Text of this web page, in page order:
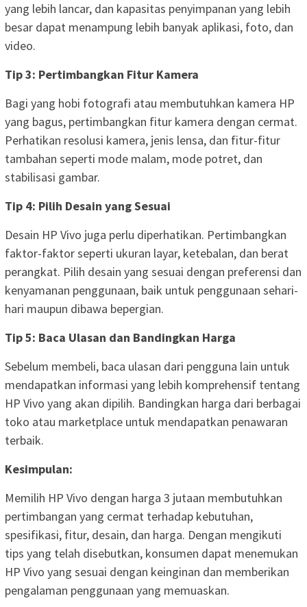
yang lebih lancar, dan kapasitas penyimpanan yang lebih
besar dapat menampung lebih banyak aplikasi, foto, dan
video.
Tip 3: Pertimbangkan Fitur Kamera
Bagi yang hobi fotografi atau membutuhkan kamera HP
yang bagus, pertimbangkan fitur kamera dengan cermat.
Perhatikan resolusi kamera, jenis lensa, dan fitur-fitur
tambahan seperti mode malam, mode potret, dan
stabilisasi gambar.
Tip 4: Pilih Desain yang Sesuai
Desain HP Vivo juga perlu diperhatikan. Pertimbangkan
faktor-faktor seperti ukuran layar, ketebalan, dan berat
perangkat. Pilih desain yang sesuai dengan preferensi dan
kenyamanan penggunaan, baik untuk penggunaan sehari-
hari maupun dibawa bepergian.
Tip 5: Baca Ulasan dan Bandingkan Harga
Sebelum membeli, baca ulasan dari pengguna lain untuk
mendapatkan informasi yang lebih komprehensif tentang
HP Vivo yang akan dipilih. Bandingkan harga dari berbagai
toko atau marketplace untuk mendapatkan penawaran
terbaik.
Kesimpulan:
Memilih HP Vivo dengan harga 3 jutaan membutuhkan
pertimbangan yang cermat terhadap kebutuhan,
spesifikasi, fitur, desain, dan harga. Dengan mengikuti
tips yang telah disebutkan, konsumen dapat menemukan
HP Vivo yang sesuai dengan keinginan dan memberikan
pengalaman penggunaan yang memuaskan.